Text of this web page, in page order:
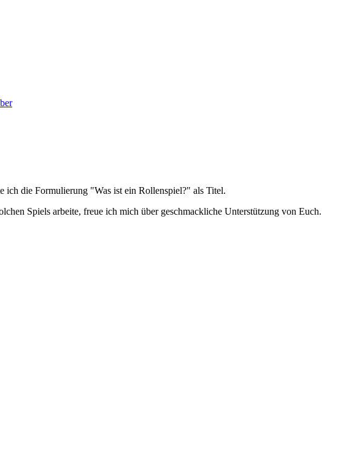
ich die Formulierung "Was ist ein Rollenspiel?" als Titel.
Spiels arbeite, freue ich mich über geschmackliche Unterstützung von Euch.